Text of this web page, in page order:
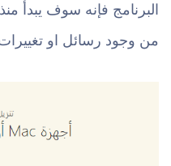
البرنامج فإنه سوف يبدأ
من وجود رسائل او